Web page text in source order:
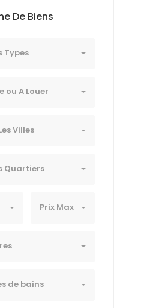
De Biens
Types
ou A Louer
Villes
Quartiers
Prix Max
de bains